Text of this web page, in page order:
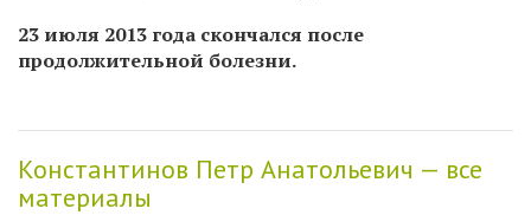
23 июля 2013 года скончался после
продолжительной болезни.
Константинов Петр Анатольевич — все
материалы